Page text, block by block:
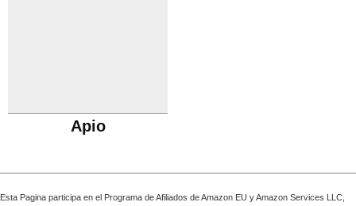
Apio
Esta Pagina participa en el Programa de Afiliados de Amazon EU y Amazon Services LLC,